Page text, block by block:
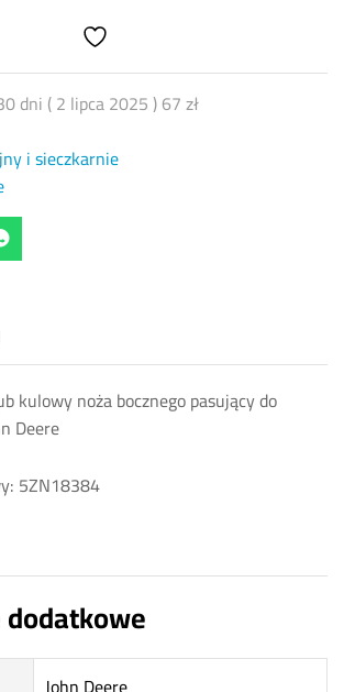
dni (2 lipca 2025)67zł
i sieczkarnie
kulowy noża bocznego pasujący do
Deere
5ZN18384